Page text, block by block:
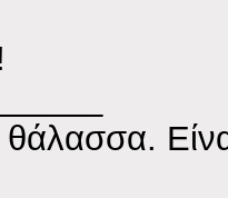
θάλασσα.